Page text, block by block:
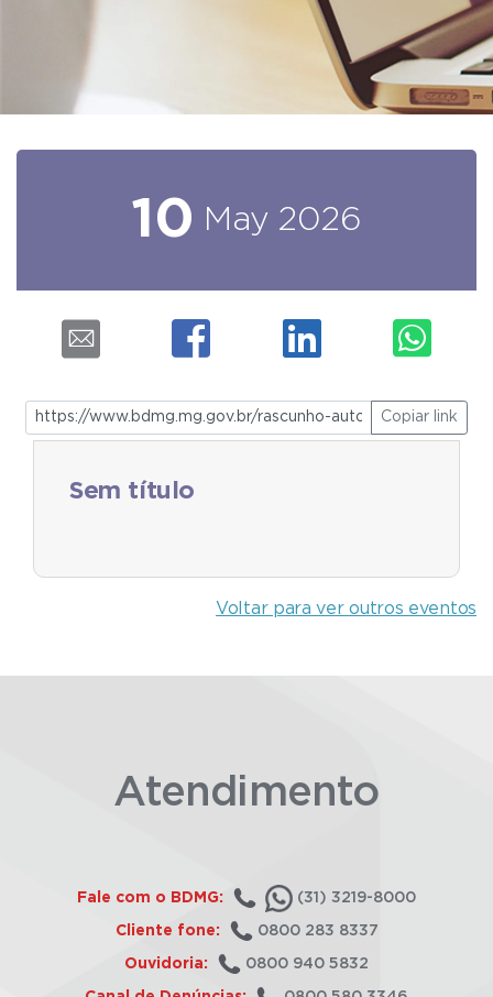
10 May 2026
Copiar link
Sem título
Voltar para ver outros eventos
Atendimento
Fale com o BDMG: (31) 3219-8000
Cliente fone: 0800 283 8337
Ouvidoria: 0800 940 5832